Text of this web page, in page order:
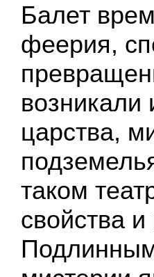
Балет
феерия,
возникали
царства,
таком
свойства